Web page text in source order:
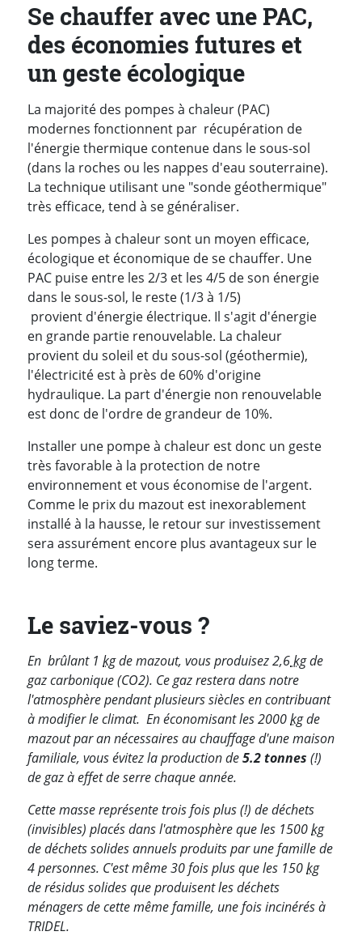
Se chauffer avec une PAC,
des économies futures et
un geste écologique
La majorité des pompes à chaleur (PAC)
modernes fonctionnent par récupération de
l'énergie thermique contenue dans le sous-sol
(dans la roches ou les nappes d'eau souterraine).
La technique utilisant une "sonde géothermique"
très efficace, tend à se généraliser.
Les pompes à chaleur sont un moyen efficace,
écologique et économique de se chauffer. Une
PAC puise entre les 2/3 et les 4/5 de son énergie
dans le sous-sol, le reste (1/3 à 1/5)
provient d'énergie électrique. Il s'agit d'énergie
en grande partie renouvelable. La chaleur
provient du soleil et du sous-sol (géothermie),
l'électricité est à près de 60% d'origine
hydraulique. La part d'énergie non renouvelable
est donc de l'ordre de grandeur de 10%.
Installer une pompe à chaleur est donc un geste
très favorable à la protection de notre
environnement et vous économise de l'argent.
Comme le prix du mazout est inexorablement
installé à la hausse, le retour sur investissement
sera assurément encore plus avantageux sur le
long terme.
Le saviez-vous ?
En brûlant 1 kgde mazout, vous produisez 2,6kgde
gaz carbonique (CO2). Ce gaz restera dans notre
l'atmosphère pendant plusieurs siècles en contribuant
à modifier le climat. En économisant les 2000kgde
mazout par an nécessaires au chauffage d'une maison
familiale, vous évitez la production de5.2 tonnes (!)
de gaz à effet de serre chaque année.
Cette masse représente trois fois plus (!) de déchets
(invisibles) placés dans l'atmosphère que les 1500kg
de déchets solides annuels produits par une famille de
4 personnes. C'est même 30 fois plus que les 150kg
de résidus solides que produisent les déchets
ménagers de cette même famille, une fois incinérés à
TRIDEL.